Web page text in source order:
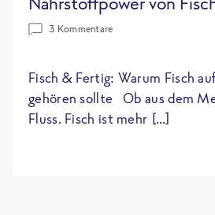
3 Kommentare
Fisch & Fertig: Warum Fisch
gehören sollte Ob aus dem
Fluss. Fisch ist mehr […]